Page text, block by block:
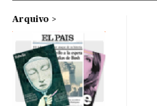
Arquivo